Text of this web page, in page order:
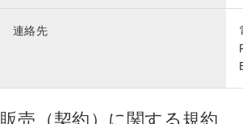
連絡先
販売（契約）に関する規約